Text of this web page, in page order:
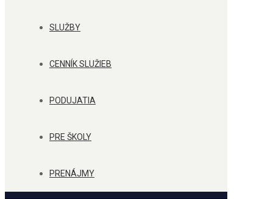
SLUŽBY
CENNÍK SLUŽIEB
PODUJATIA
PRE ŠKOLY
PRENÁJMY